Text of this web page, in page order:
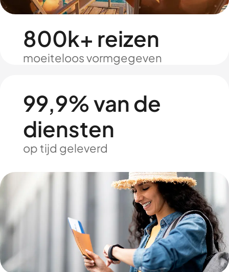
800k+ reizen
moeiteloos vormgegeven
99,9% van de
diensten
op tijd geleverd